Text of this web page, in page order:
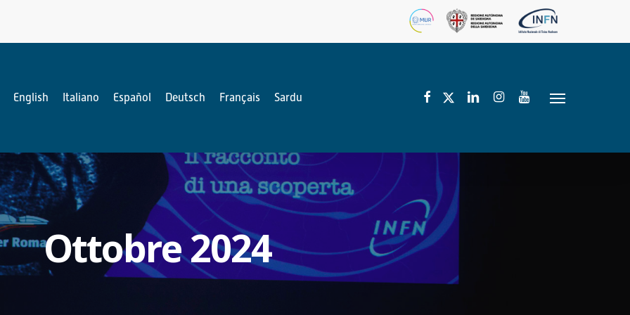
English
Italiano Español Deutsch Français Sardu facebooktwitterlinkedininstagramyoutubeMenu
Ottobre 2024